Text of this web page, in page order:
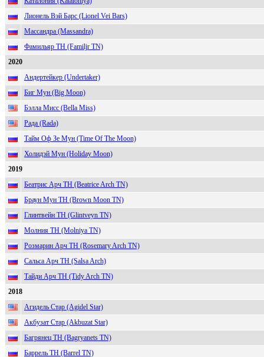
Лионель Вэй Барс (Lionel Vei Bars)
Массандра (Massandra)
Фамильяр ТН (Familjr TN)
2020
Андертейкер (Undertaker)
Биг Мун (Big Moon)
Бэлла Мисс (Bella Miss)
Рада (Rada)
Тайм Оф Зе Мун (Time Of The Moon)
Холидэй Мун (Holiday Moon)
2019
Беатрис Арч ТН (Beatrice Arch TN)
Браун Мун ТН (Brown Moon TN)
Глинтвейн ТН (Glintveyn TN)
Молния ТН (Molniya TN)
Розмарин Арч ТН (Rosemary Arch TN)
Сальса Арч ТН (Salsa Arch)
Тайди Арч ТН (Tidy Arch TN)
2018
Агидель Стар (Agidel Star)
Акбузат Стар (Akbuzat Star)
Багрянец ТН (Bagryanets TN)
Баррель ТН (Barrel TN)